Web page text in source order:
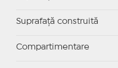
Suprafaţă construită
Compartimentare